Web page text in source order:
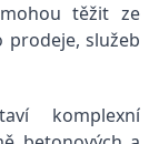
těžit ze
prodeje, služeb
komplexní